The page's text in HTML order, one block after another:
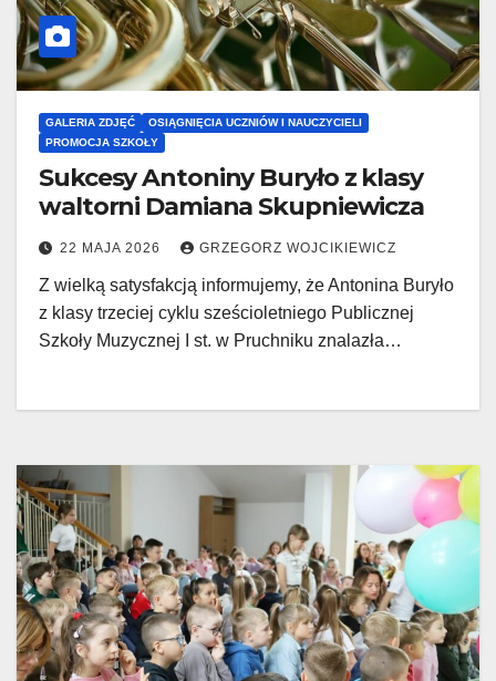
GALERIA ZDJĘĆ
OSIĄGNIĘCIA UCZNIÓW I NAUCZYCIELI
PROMOCJA SZKOŁY
Sukcesy Antoniny Buryło z klasy
waltorni Damiana Skupniewicza
22 MAJA 2026 GRZEGORZ WOJCIKIEWICZ
Z wielką satysfakcją informujemy, że Antonina Buryło
z klasy trzeciej cyklu sześcioletniego Publicznej
Szkoły Muzycznej I st. w Pruchniku znalazła…